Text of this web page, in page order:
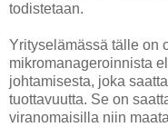
todistetaan.
Yrityselämässä tälle on
mikromanageroinnista
johtamisesta, joka
tuottavuutta. Se on
viranomaisilla niin